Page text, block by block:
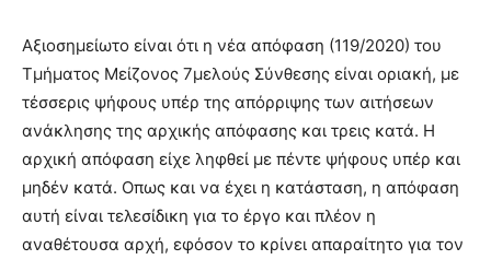
Αξιοσημείωτο είναι ότι η νέα απόφαση (119/2020) του
Τμήματος Μείζονος 7μελούς Σύνθεσης είναι οριακή, με
τέσσερις ψήφους υπέρ της απόρριψης των αιτήσεων
ανάκλησης της αρχικής απόφασης και τρεις κατά. Η
αρχική απόφαση είχε ληφθεί με πέντε ψήφους υπέρ και
μηδέν κατά. Οπως και να έχει η κατάσταση, η απόφαση
αυτή είναι τελεσίδικη για το έργο και πλέον η
αναθέτουσα αρχή, εφόσον το κρίνει απαραίτητο για τον